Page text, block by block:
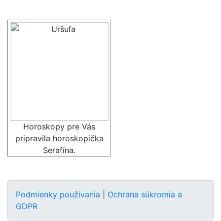
Horoskopy pre Vás
pripravila horoskopička
Serafína.
Podmienky používania
Ochrana súkromia a
GDPR